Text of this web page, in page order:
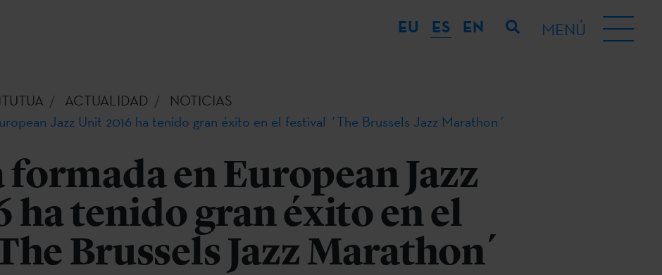
EU ES EN MENÚ
ACTUALIDAD
NOTICIAS
Jazz Unit 2016 ha tenido gran éxito en el festival ´The Brussels Jazz Marathon´
formada en European Jazz
ha tenido gran éxito en el
Brussels Jazz Marathon´